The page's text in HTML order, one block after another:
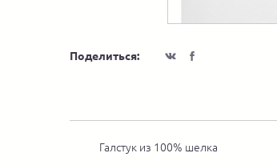
Поделиться:
Галстук из 100% шелка